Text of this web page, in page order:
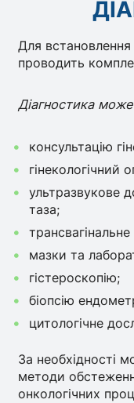
Для встановлення
проводить
Діагностика
консультацію
гінекологічний
ультразвукове
таза;
мазки та
гістероскопію;
біопсію
цитологічне
За необхідності
методи
онкологічних